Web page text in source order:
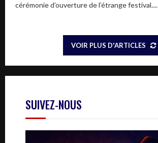
cérémonie d’ouverture de l’étrange festival....
VOIR PLUS D'ARTICLES
SUIVEZ-NOUS